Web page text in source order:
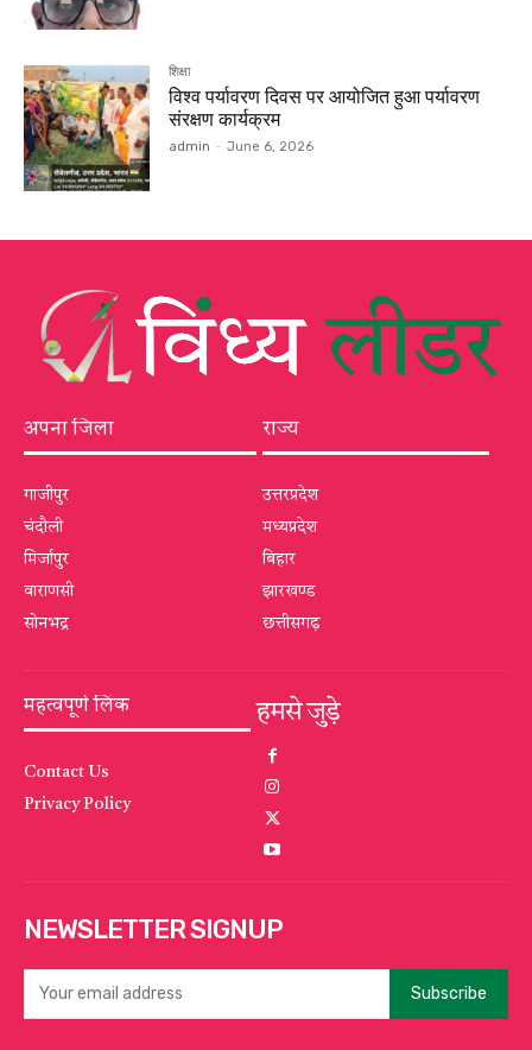
शिक्षा
विश्व पर्यावरण दिवस पर आयोजित हुआ पर्यावरण
संरक्षण कार्यक्रम
admin - June 6, 2026
अपना जिला
गाजीपुर
चंदौली
मिर्जापुर
वाराणसी
सोनभद्र
राज्य
उत्तरप्रदेश
मध्यप्रदेश
बिहार
झारखण्ड
छत्तीसगढ़
महत्वपूर्ण लिंक
Contact Us
Privacy Policy
हमसे जुड़े
NEWSLETTER SIGNUP
Subscribe